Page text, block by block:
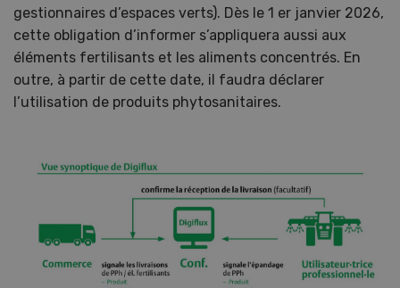
gestionnaires d’espaces verts). Dès le 1 er janvier 2026,
cette obligation d’informer s’appliquera aussi aux
éléments fertilisants et les aliments concentrés. En
outre, à partir de cette date, il faudra déclarer
l’utilisation de produits phytosanitaires.